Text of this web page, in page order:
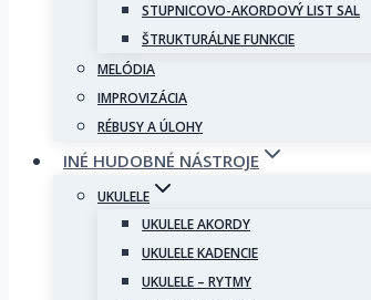
STUPNICOVO-AKORDOVÝ LIST SAL
ŠTRUKTURÁLNE FUNKCIE
MELÓDIA
IMPROVIZÁCIA
RÉBUSY A ÚLOHY
INÉ HUDOBNÉ NÁSTROJE
UKULELE
UKULELE AKORDY
UKULELE KADENCIE
UKULELE – RYTMY